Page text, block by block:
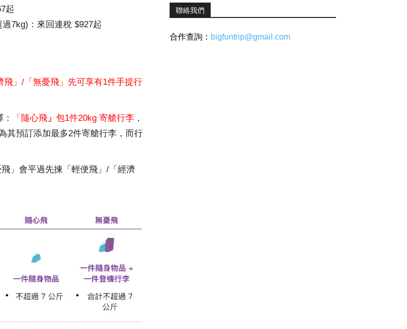
起
7kg)：來回連稅 $927起
飛」/「無憂飛」先可享有1件手提行
「隨心飛 」 包1件20kg 寄艙行李 ，
其預訂添加最多2件寄艙行李，而行
」會平過先揀「輕便飛」/「經濟
聯絡我們
合作查詢： bigfuntrip@gmail.com